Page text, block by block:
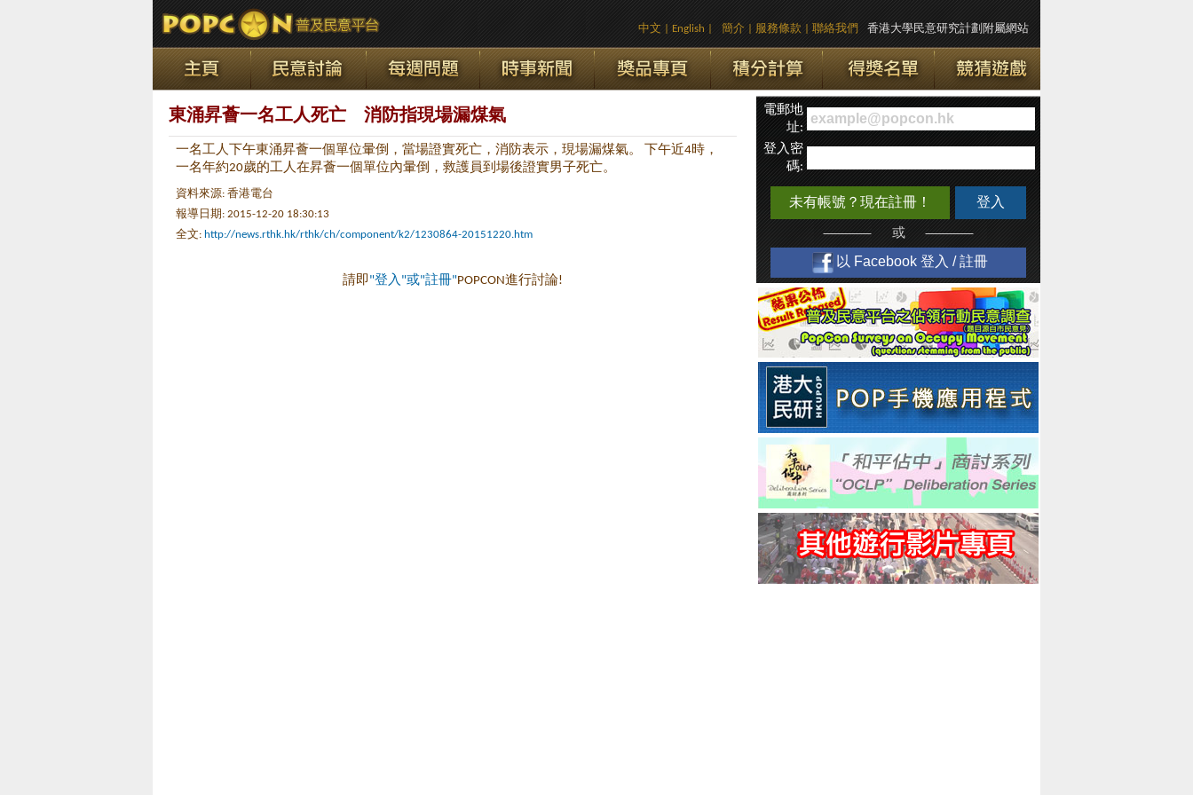
香港大學民意研究計劃附屬網站
簡介 服務條款 聯絡我們
中文 English
東涌昇薈一名工人死亡 消防指現場漏煤氣
一名工人下午東涌昇薈一個單位暈倒，當場證實死亡，消防表示，現場漏煤氣。 下午近4時，
一名年約20歲的工人在昇薈一個單位內暈倒，救護員到場後證實男子死亡。
資料來源: 香港電台
報導日期: 2015-12-20 18:30:13
全文: http://news.rthk.hk/rthk/ch/component/k2/1230864-20151220.htm
請即 "登入"或"註冊"POPCON進行討論!
電郵地
址:
登入密
碼:
未有帳號？現在註冊！ 登入
或
以 Facebook 登入 / 註冊